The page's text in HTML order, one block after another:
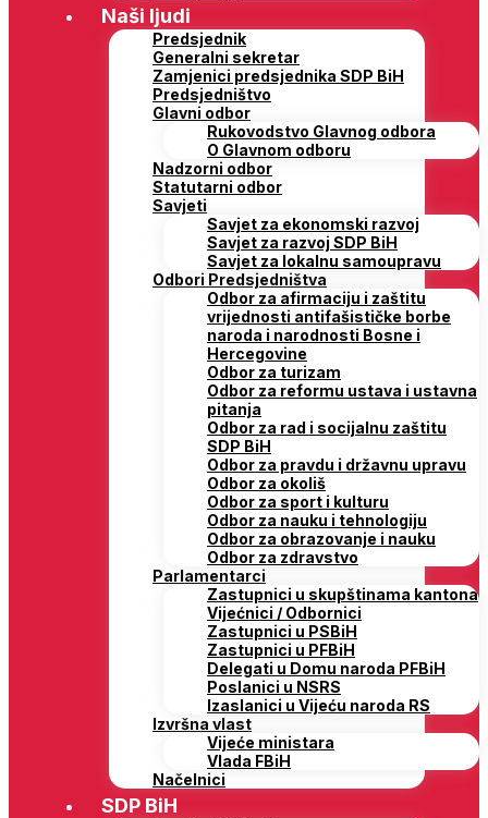
Naši ljudi
Predsjednik
Generalni sekretar
Zamjenici predsjednika SDP BiH
Predsjedništvo
Glavni odbor
Rukovodstvo Glavnog odbora
O Glavnom odboru
Nadzorni odbor
Statutarni odbor
Savjeti
Savjet za ekonomski razvoj
Savjet za razvoj SDP BiH
Savjet za lokalnu samoupravu
Odbori Predsjedništva
Odbor za afirmaciju i zaštitu
vrijednosti antifašističke borbe
naroda i narodnosti Bosne i
Hercegovine
Odbor za turizam
Odbor za reformu ustava i ustavna
pitanja
Odbor za rad i socijalnu zaštitu
SDP BiH
Odbor za pravdu i državnu upravu
Odbor za okoliš
Odbor za sport i kulturu
Odbor za nauku i tehnologiju
Odbor za obrazovanje i nauku
Odbor za zdravstvo
Parlamentarci
Zastupnici u skupštinama kantona
Vijećnici / Odbornici
Zastupnici u PSBiH
Zastupnici u PFBiH
Delegati u Domu naroda PFBiH
Poslanici u NSRS
Izaslanici u Vijeću naroda RS
Izvršna vlast
Vijeće ministara
Vlada FBiH
Načelnici
SDP BiH